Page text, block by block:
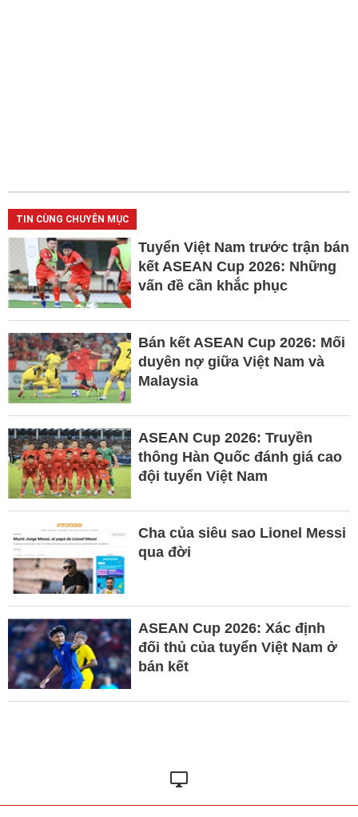
TIN CÙNG CHUYÊN MỤC
Tuyển Việt Nam trước trận bán
kết ASEAN Cup 2026: Những
vấn đề cần khắc phục
Bán kết ASEAN Cup 2026: Mối
duyên nợ giữa Việt Nam và
Malaysia
ASEAN Cup 2026: Truyền
thông Hàn Quốc đánh giá cao
đội tuyển Việt Nam
Cha của siêu sao Lionel Messi
qua đời
ASEAN Cup 2026: Xác định
đối thủ của tuyển Việt Nam ở
bán kết